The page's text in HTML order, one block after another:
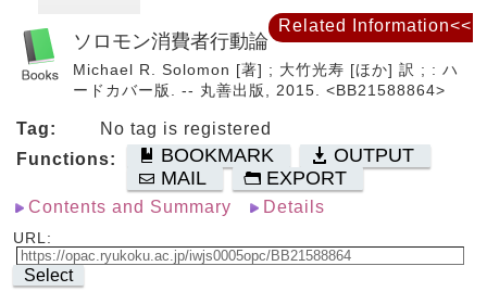
ソロモン消費者行動論
Michael R. Solomon [著] ; 大竹光寿 [ほか] 訳 ; : ハ
ードカバー版. -- 丸善出版, 2015. <BB21588864>
Tag:
No tag is registered
Functions:
BOOKMARK
OUTPUT
MAIL
EXPORT
Contents and Summary Details
URL:
Select
Related Information<<